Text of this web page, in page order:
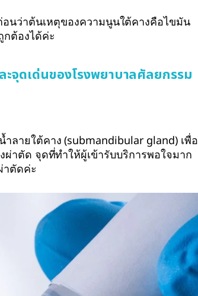
นว่าต้นเหตุของความนูนใต้คางคือไขมัน
กต้องได้ค่ะ
จุดเด่นของโรงพยาบาลศัลยกรรม
ายใต้คาง (submandibular gland) เพื่อ
าตัด จุดที่ทำให้ผู้เข้ารับบริการพอใจมาก
าตัดค่ะ